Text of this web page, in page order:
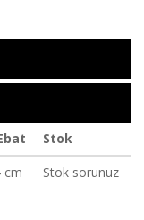
Stok
cm Stok sorunuz